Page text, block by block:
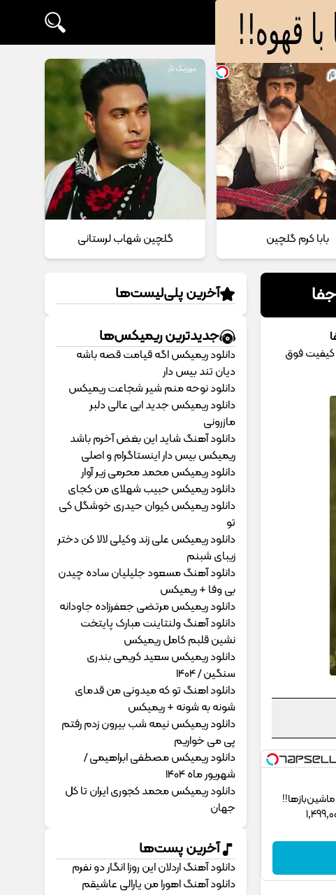
بابا کرم گلچین گلچین شهاب لرستانی
کیفیت فوق
آخرین پلی‌لیست‌ها
جدیدترین ریمیکس‌ها
دانلود ریمیکس اگه قیامت قصه باشه
دیان تند بیس دار
دانلود نوحه منم شیر شجاعت ریمیکس
دانلود ریمیکس جدید ابی عالی دلبر
مازرونی
دانلود آهنگ شاید این بغض آخرم باشد
ریمیکس بیس دار اینستاگرام و اصلی
دانلود ریمیکس محمد محرمی زیر آوار
دانلود ریمیکس حبیب شهلای من کجای
دانلود ریمیکس کیوان حیدری خوشگل کی
تو
دانلود ریمیکس علی زند وکیلی لالا کن دختر
زیبای شبنم
دانلود آهنگ مسعود جلیلیان ساده چیدن
بی وفا + ریمیکس
دانلود ریمیکس مرتضی جعفرزاده جاودانه
دانلود آهنگ ولنتاینت مبارک پایتخت
نشین قلبم کامل ریمیکس
دانلود ریمیکس سعید کریمی بندری
سنگین / 1404
دانلود اهنگ تو که میدونی من قدمای
شونه به شونه + ریمیکس
دانلود ریمیکس نیمه شب بیرون زدم رفتم
پی می خواریم
دانلود ریمیکس مصطفی ابراهیمی /
شهریور ماه 1404
دانلود ریمیکس محمد کجوری ایران تا کل
جهان
آخرین پست‌ها
دانلود آهنگ اردلان این روزا انگار دو نفرم
دانلود آهنگ اهورا من یارالی عاشیقم